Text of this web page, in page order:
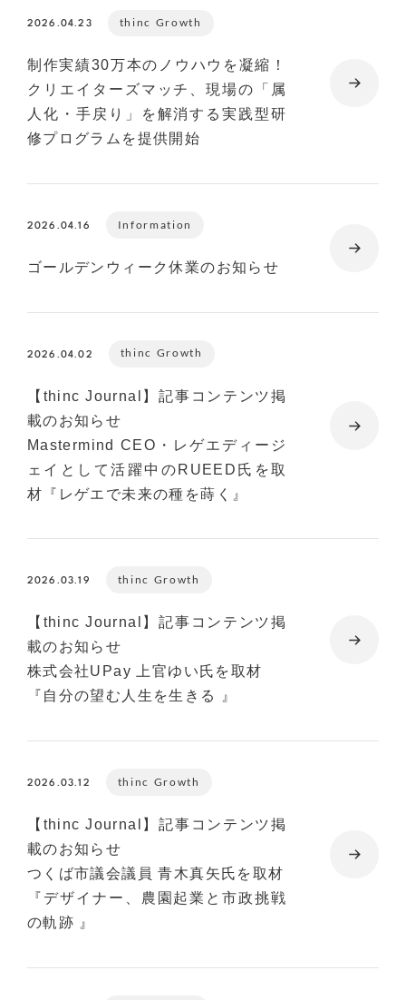
2026.04.23 thinc Growth
制作実績30万本のノウハウを凝縮！
クリエイターズマッチ、現場の「属
人化・手戻り」を解消する実践型研
修プログラムを提供開始
2026.04.16 Information
ゴールデンウィーク休業のお知らせ
2026.04.02 thinc Growth
【thinc Journal】記事コンテンツ掲
載のお知らせ
Mastermind CEO・レゲエディージ
ェイとして活躍中のRUEED氏を取
材『レゲエで未来の種を蒔く』
2026.03.19 thinc Growth
【thinc Journal】記事コンテンツ掲
載のお知らせ
株式会社UPay 上官ゆい氏を取材
『自分の望む人生を生きる 』
2026.03.12 thinc Growth
【thinc Journal】記事コンテンツ掲
載のお知らせ
つくば市議会議員 青木真矢氏を取材
『デザイナー、農園起業と市政挑戦
の軌跡 』